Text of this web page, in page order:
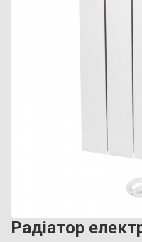
Радіатор